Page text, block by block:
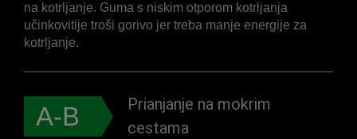
na kotrljanje. Guma s niskim otporom kotrljanja
učinkovitije troši gorivo jer treba manje energije za
kotrljanje.
A-B
Prianjanje na mokrim
cestama